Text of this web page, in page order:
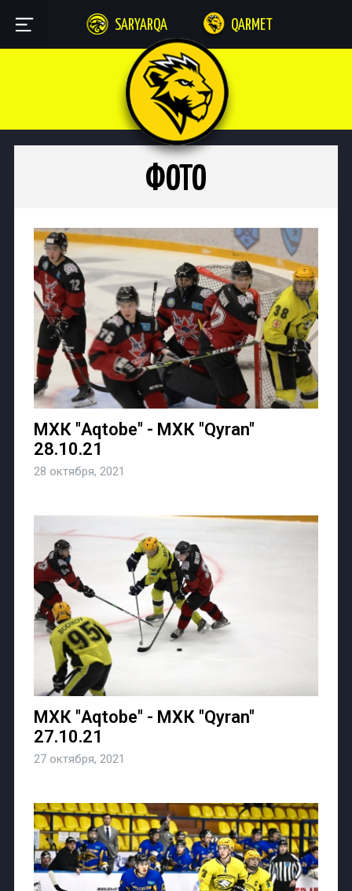
SARYARQA QARMET
ФОТО
МХК "Aqtobe" - МХК "Qyran"
28.10.21
28 октября, 2021
МХК "Aqtobe" - МХК "Qyran"
27.10.21
27 октября, 2021